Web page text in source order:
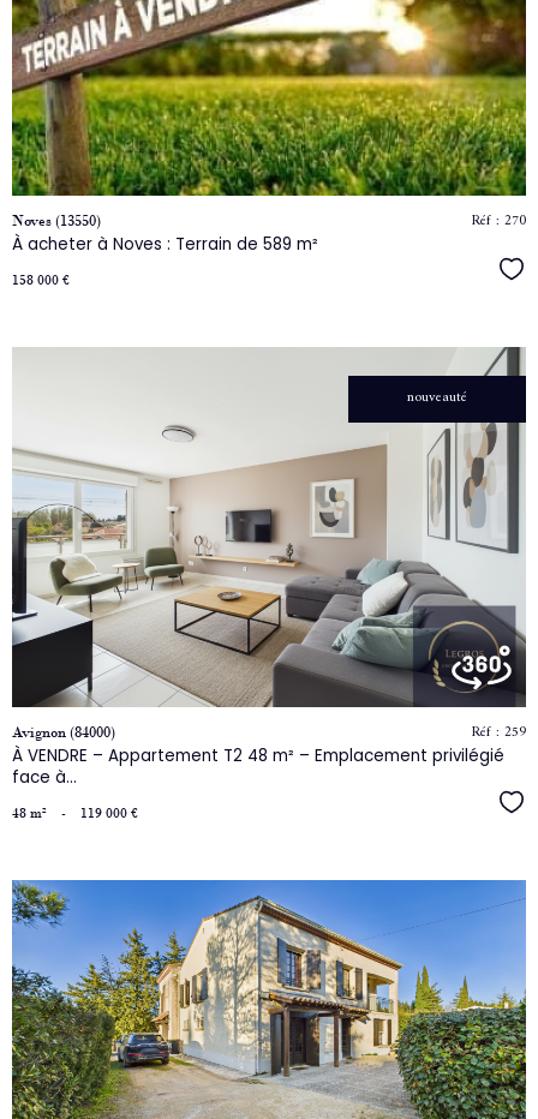
le
bien
Noves (13550)
À acheter à Noves : Terrain de 589 m²
Réf : 270
158 000 €
nouveauté
le
bien
Avignon (84000)
À VENDRE – Appartement T2 48 m² – Emplacement privilégié
face à...
Réf : 259
48 m² - 119 000 €
voir
le